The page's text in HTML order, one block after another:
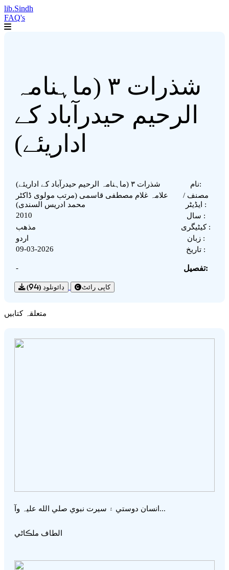
lib.Sindh
FAQ's
شذرات ۳ (ماہنامہ
الرحیم حیدرآباد کے
اداریئے)
شذرات ۳ (ماہنامہ الرحیم حیدرآباد کے اداریئے)
نام:
علامہ غلام مصطفی قاسمی (مرتب مولوی ڈاکٹر
محمد ادریس السندی)
مصنف /
ایڈیٹر :
2010
سال :
مذهب
کیٹیگری :
اردو
زبان :
09-03-2026
تاریخ :
- تفصیل:
(94) ڊائونلوڊ کاپی رائٹ
متعلقہ کتابیں
انسان دوستي ۽ سيرت نبوي صلي الله عليہ وآ...
الطاف ملڪاڻي